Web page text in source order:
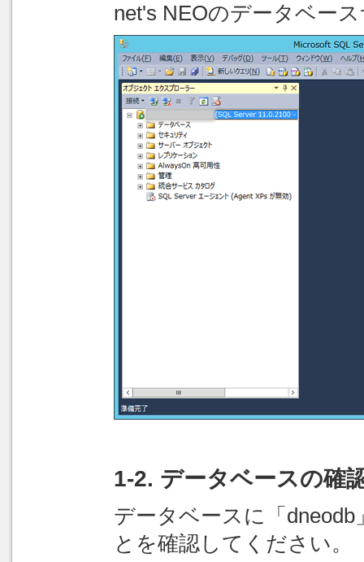
net's NEOのデータベー
1-2. データベースの確
データベースに「
とを確認してください。